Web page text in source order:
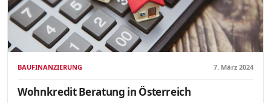
BAUFINANZIERUNG 7. März 2024
Wohnkredit Beratung in Österreich